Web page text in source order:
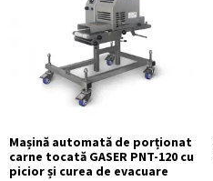
Mașină automată de porționat
carne tocată GASER PNT-120 cu
picior și curea de evacuare